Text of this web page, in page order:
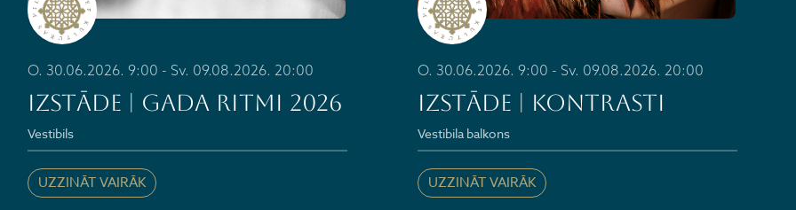
O. 30.06.2026. 9:00 - Sv. 09.08.2026. 20:00
IZSTĀDE | GADA RITMI 2026
Vestibils
UZZINĀT VAIRĀK
O. 30.06.2026. 9:00 - Sv. 09.08.2026. 20:00
IZSTĀDE | KONTRASTI
Vestibila balkons
UZZINĀT VAIRĀK